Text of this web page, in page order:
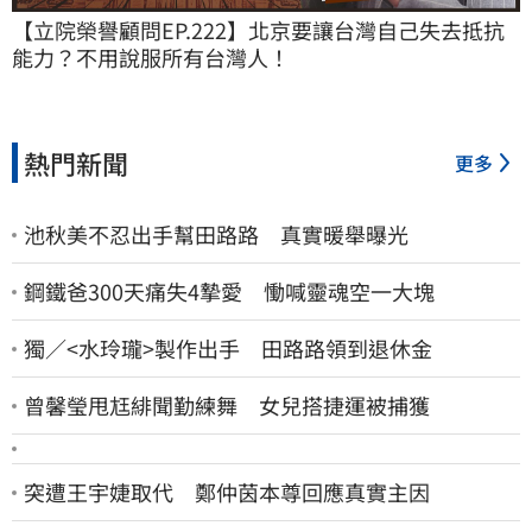
【立院榮譽顧問EP.222】北京要讓台灣自己失去抵抗
能力？不用說服所有台灣人！
熱門新聞 更多
池秋美不忍出手幫田路路 真實暖舉曝光
鋼鐵爸300天痛失4摯愛 慟喊靈魂空一大塊
獨／<水玲瓏>製作出手 田路路領到退休金
曾馨瑩甩尪緋聞勤練舞 女兒搭捷運被捕獲
突遭王宇婕取代 鄭仲茵本尊回應真實主因